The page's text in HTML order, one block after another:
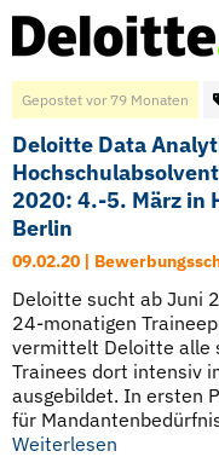
Gepostet vor 79 Monaten
Deloitte Data
2020: 4.-5. März in
Berlin
09.02.20 |
Deloitte sucht ab Juni
24-monatigen
vermittelt Deloitte alle
Trainees dort intensiv
ausgebildet. In ersten
für
Weiterlesen